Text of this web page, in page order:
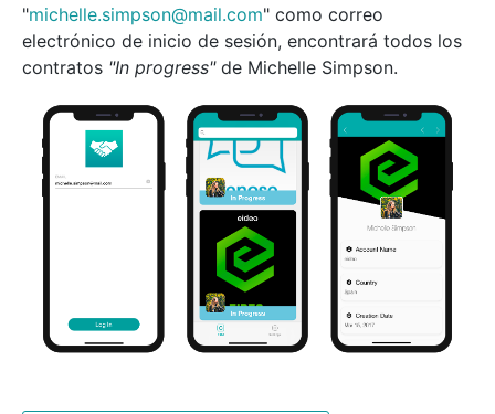
"michelle.simpson@mail.com" como correo
electrónico de inicio de sesión, encontrará todos los
contratos "In progress"de Michelle Simpson.